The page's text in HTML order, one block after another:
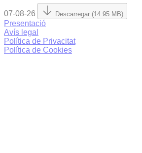
07-08-26 Descarregar (14.95 MB)
Presentació
Avís legal
Política de Privacitat
Política de Cookies